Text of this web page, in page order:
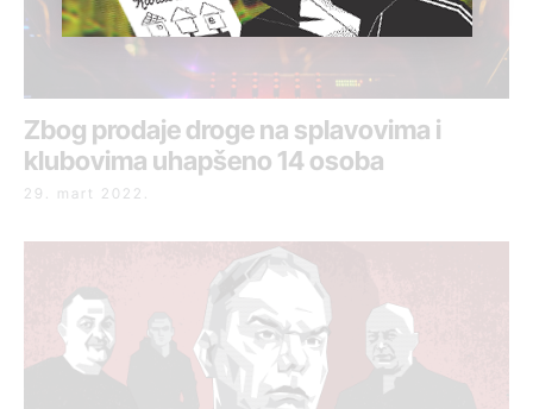
Zbog prodaje droge na splavovima i
klubovima uhapšeno 14 osoba
29. mart 2022.